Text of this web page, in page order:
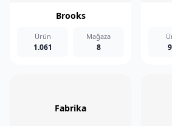
Brooks
Ürün
1.061
Mağaza
8
Fabrika